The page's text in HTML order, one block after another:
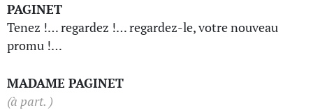
PAGINET
Tenez !… regardez !… regardez-le, votre nouveau
promu !…
MADAME PAGINET
(à part. )